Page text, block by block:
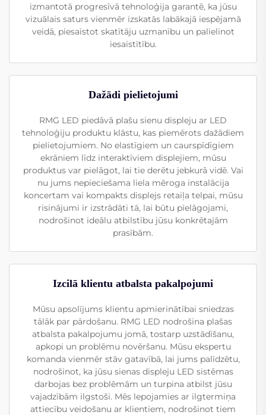
izmantotā progresīvā tehnoloģija garantē, ka jūsu
vizuālais saturs vienmēr izskatās labākajā iespējamā
veidā, piesaistot skatītāju uzmanību un palielinot
iesaistītību.
Dažādi pielietojumi
RMG LED piedāvā plašu sienu displeju ar LED
tehnoloģiju produktu klāstu, kas piemērots dažādiem
pielietojumiem. No elastīgiem un caurspīdīgiem
ekrāniem līdz interaktīviem displejiem, mūsu
produktus var pielāgot, lai tie derētu jebkurā vidē. Vai
nu jums nepieciešama liela mēroga instalācija
koncertam vai kompakts displejs retaiļa telpai, mūsu
risinājumi ir izstrādāti tā, lai būtu pielāgojami,
nodrošinot ideālu atbilstību jūsu konkrētajām
prasībām.
Izcilā klientu atbalsta pakalpojumi
Mūsu apsolījums klientu apmierinātībai sniedzas
tālāk par pārdošanu. RMG LED nodrošina plašas
atbalsta pakalpojumu jomā, tostarp uzstādīšanu,
apkopi un problēmu novēršanu. Mūsu ekspertu
komanda vienmēr stāv gatavībā, lai jums palīdzētu,
nodrošinot, ka jūsu sienas displeju LED sistēmas
darbojas bez problēmām un turpina atbilst jūsu
vajadzībām ilgstoši. Mēs lepojamies ar ilgtermiņa
attiecību veidošanu ar klientiem, nodrošinot tiem